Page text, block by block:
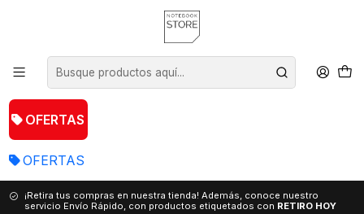
OFERTAS
OFERTAS
¡Retira tus compras en nuestra tienda! Además, conoce nuestro
servicio Envío Rápido, con productos etiquetados con RETIRO HOY